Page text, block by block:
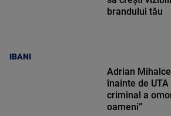
IBANI
brandului tău
Adrian
înainte de UTA
criminal a
oameni”